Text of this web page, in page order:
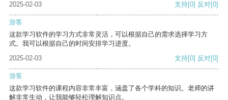
2025-02-03 支持[0] 反对[0]
游客
这款学习软件的学习方式非常灵活，可以根据自己的需求选择学习方
式。我可以根据自己的时间安排学习进度。
2025-02-03
支持[0] 反对[0]
游客
这款学习软件的课程内容非常丰富，涵盖了各个学科的知识。老师的讲
解非常生动，让我能够轻松理解知识点。